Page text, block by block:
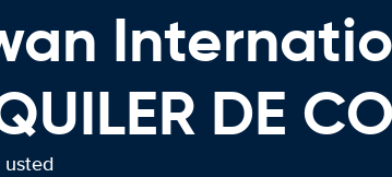
DE
usted